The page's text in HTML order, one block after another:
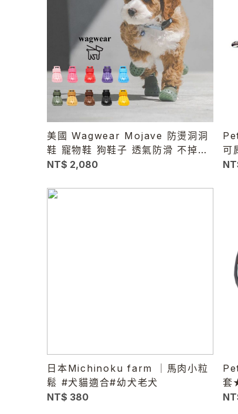
美國 Wagwear Mojave 防燙洞洞
鞋 寵物鞋 狗鞋子 透氣防滑 不掉鞋
散步鞋 柏油路防燙
NT$ 2,080
可
日本Michinoku farm ｜馬肉小粒
鬆 #犬貓適合#幼犬老犬
NT$ 380
套